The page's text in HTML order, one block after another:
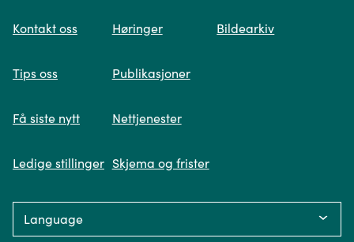
søk og viser deg vår mest relevante
Fikk du ikke svar på spørsmålet ditt?
Trykk på knappen under og fyll inn
Kontakt oss
Tips oss
Få siste nytt
Ledige stillinger
Høringer
Publikasjoner
Nettjenester
Skjema og frister
Bildearkiv